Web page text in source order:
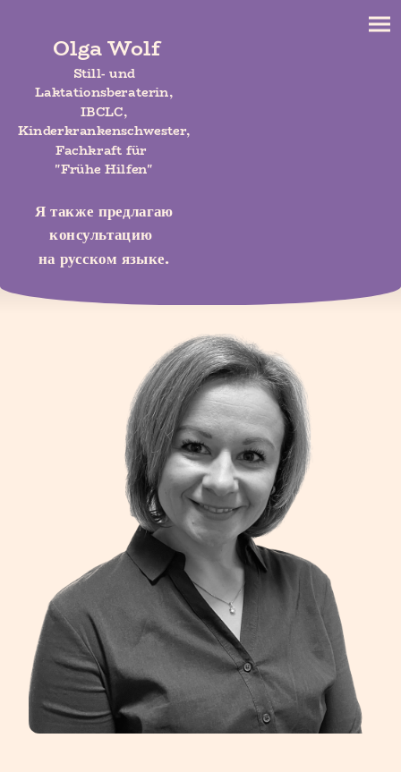
Olga Wolf
Still- und
Laktationsberaterin,
IBCLC,
Kinderkrankenschwester,
Fachkraft für
"Frühe Hilfen"
Я также предлагаю
консультацию
на русском языке.